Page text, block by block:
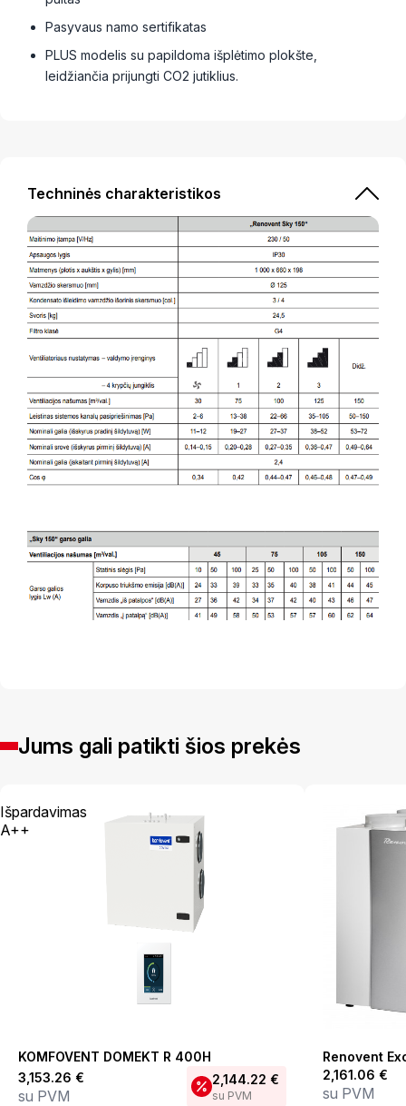
Pasyvaus namo sertifikatas
PLUS modelis su papildoma išplėtimo plokšte,
leidžiančia prijungti CO2 jutiklius.
Techninės charakteristikos
Jums gali patikti šios prekės
Išpardavimas
A++
KOMFOVENT DOMEKT R 400H
3,153.26 €
su PVM
2,144.22 €
su PVM
Renovent
2,161.06 €
su PVM